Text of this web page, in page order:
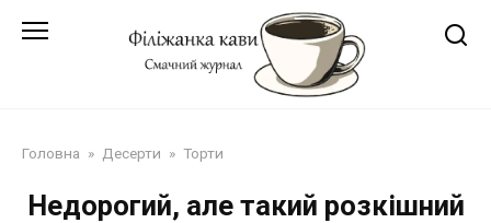
Головна » Десерти » Торти
Недорогий, але такий розкішний